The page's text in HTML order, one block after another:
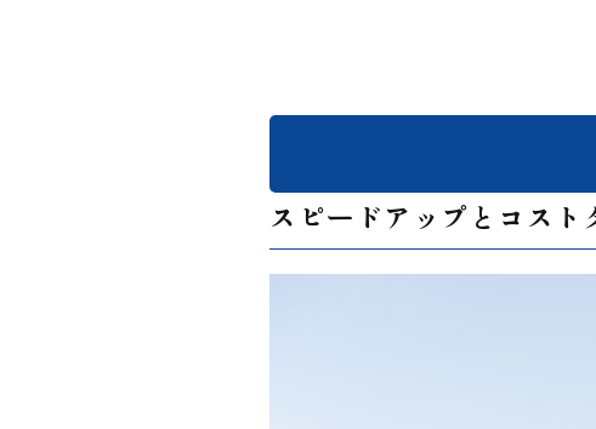
スピードアップとコス